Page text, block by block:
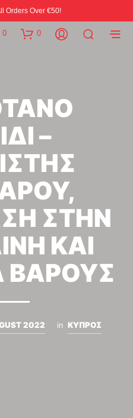
Orders Over €50!
0 0
–
ΣΤΗΝ
ΚΑΙ
ΒΑΡΟΥΣ
2022 in ΚΥΠΡΟΣ